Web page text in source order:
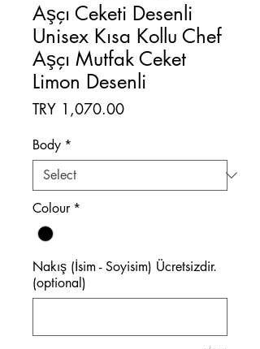
Aşçı Ceketi Desenli
Unisex Kısa Kollu Chef
Aşçı Mutfak Ceket
Limon Desenli
TRY 1,070.00Price
Body *
Colour *
Nakış (İsim - Soyisim) Ücretsizdir.
(optional)